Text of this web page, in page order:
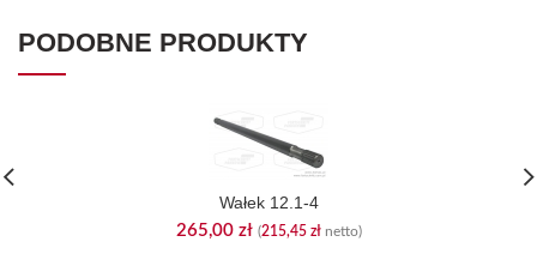
PODOBNE PRODUKTY
Wałek 12.1-4
265,00 zł (215,45 złnetto)